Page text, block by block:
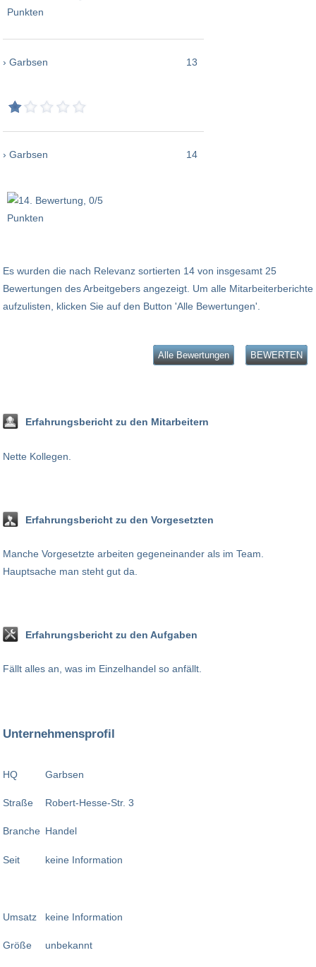
› Garbsen 13
› Garbsen 14
Es wurden die nach Relevanz sortierten 14 von insgesamt 25
Bewertungen des Arbeitgebers angezeigt. Um alle Mitarbeiterberichte
aufzulisten, klicken Sie auf den Button 'Alle Bewertungen'.
Alle Bewertungen BEWERTEN
Erfahrungsbericht zu den Mitarbeitern
Nette Kollegen.
Erfahrungsbericht zu den Vorgesetzten
Manche Vorgesetzte arbeiten gegeneinander als im Team.
Hauptsache man steht gut da.
Erfahrungsbericht zu den Aufgaben
Fällt alles an, was im Einzelhandel so anfällt.
Unternehmensprofil
HQ
Straße
Branche
Seit
Umsatz
Größe
Garbsen
Robert-Hesse-Str. 3
Handel
keine Information
keine Information
unbekannt